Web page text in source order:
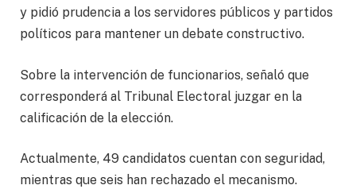
y pidió prudencia a los servidores públicos y partidos
políticos para mantener un debate constructivo.
Sobre la intervención de funcionarios, señaló que
corresponderá al Tribunal Electoral juzgar en la
calificación de la elección.
Actualmente, 49 candidatos cuentan con seguridad,
mientras que seis han rechazado el mecanismo.